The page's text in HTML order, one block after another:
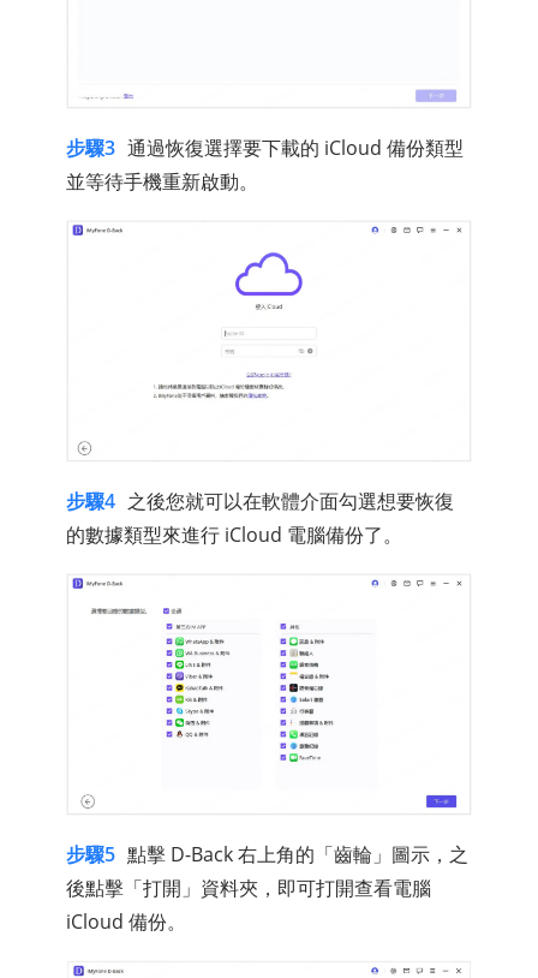
步驟3 通過恢復選擇要下載的 iCloud 備份類型
並等待手機重新啟動。
步驟4 之後您就可以在軟體介面勾選想要恢復
的數據類型來進行 iCloud 電腦備份了。
步驟5 點擊 D-Back 右上角的「齒輪」圖示，之
後點擊「打開」資料夾，即可打開查看電腦
iCloud 備份。